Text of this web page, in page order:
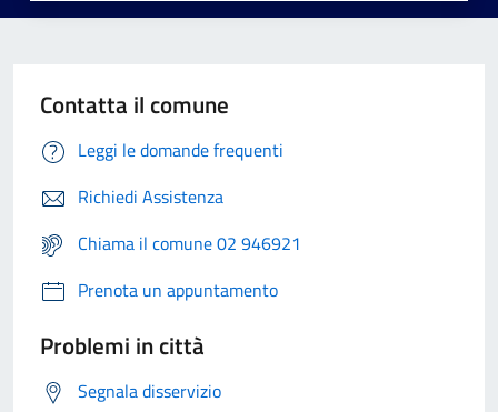
Contatta il comune
Leggi le domande frequenti
Richiedi Assistenza
Chiama il comune 02 946921
Prenota un appuntamento
Problemi in città
Segnala disservizio